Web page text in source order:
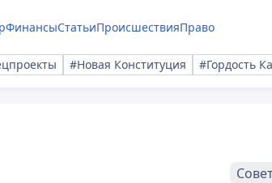
ФинансыСтатьиПроисшествияПраво
#Новая Конституция #Гордость